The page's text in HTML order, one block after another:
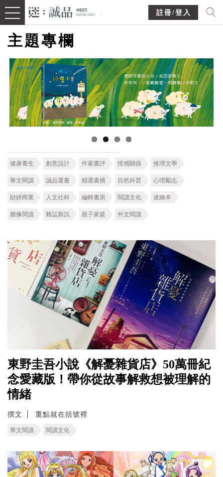
註冊/登入
主題專欄
健康養生 創意設計 作家書評 情感關係 推理文學
華文閱讀 誠品選書 精選書摘 自然科普 心理勵志
財經商業 人文社科 編輯書房 閱讀文化 迷繪本
圖像閱讀 雜誌新訊 親子家庭 外文閱讀
東野圭吾小說《解憂雜貨店》50萬冊紀
念愛藏版！帶你從故事解救想被理解的
情緒
撰文 重點就在括號裡
華文閱讀 閱讀文化